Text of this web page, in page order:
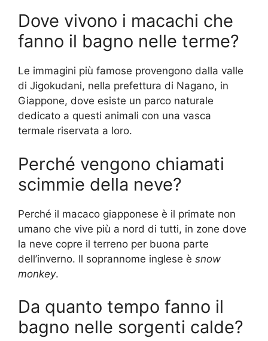
Dove vivono i macachi che
fanno il bagno nelle terme?
Le immagini più famose provengono dalla valle
di Jigokudani, nella prefettura di Nagano, in
Giappone, dove esiste un parco naturale
dedicato a questi animali con una vasca
termale riservata a loro.
Perché vengono chiamati
scimmie della neve?
Perché il macaco giapponese è il primate non
umano che vive più a nord di tutti, in zone dove
la neve copre il terreno per buona parte
dell’inverno. Il soprannome inglese è snow
monkey.
Da quanto tempo fanno il
bagno nelle sorgenti calde?